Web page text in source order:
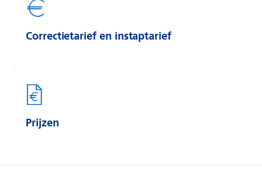
Correctietarief en instaptarief
Prijzen